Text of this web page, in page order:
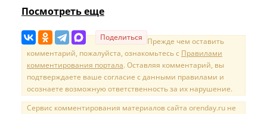
Посмотреть еще
Поделиться Прежде чем оставить
комментарий, пожалуйста, ознакомьтесь с Правилами
комментирования портала. Оставляя комментарий, вы
подтверждаете ваше согласие с данными правилами и
осознаете возможную ответственность за их нарушение.
Сервис комментирования материалов сайта orenday.ru не